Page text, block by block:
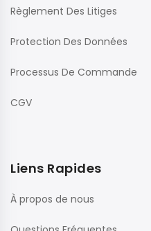
Règlement Des Litiges
Protection Des Données
Processus De Commande
CGV
Liens Rapides
À propos de nous